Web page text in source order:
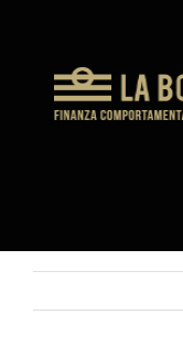
contenuto